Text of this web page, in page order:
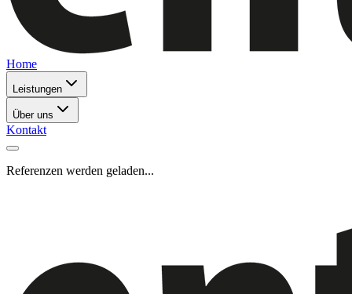
Home
Leistungen
Über uns
Kontakt
Referenzen werden geladen...